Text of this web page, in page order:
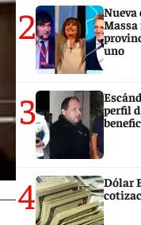
2
Massa
uno
3
perfil
4
Dólar